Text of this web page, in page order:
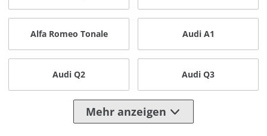
Alfa Romeo Tonale Audi A1
Audi Q2 Audi Q3
Mehr anzeigen